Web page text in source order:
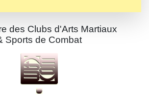
des Clubs d'Arts Martiaux
Sports de Combat